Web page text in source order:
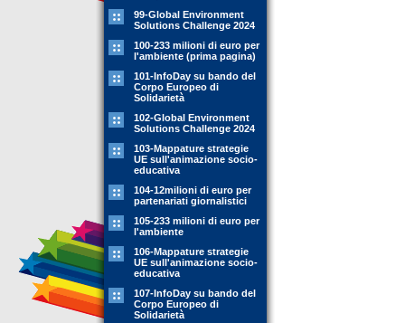
99-Global Environment
Solutions Challenge 2024
100-233 milioni di euro per
l'ambiente (prima pagina)
101-InfoDay su bando del
Corpo Europeo di
Solidarietà
102-Global Environment
Solutions Challenge 2024
103-Mappature strategie
UE sull'animazione socio-
educativa
104-12milioni di euro per
partenariati giornalistici
105-233 milioni di euro per
l'ambiente
106-Mappature strategie
UE sull'animazione socio-
educativa
107-InfoDay su bando del
Corpo Europeo di
Solidarietà